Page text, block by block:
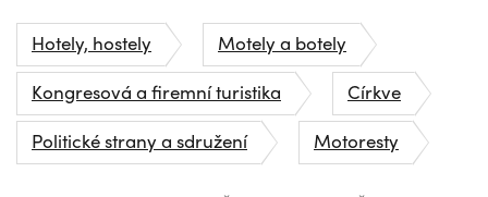
Hotely, hostely
Motely a botely
Kongresová a firemní turistika
Církve
Politické strany a sdružení
Motoresty